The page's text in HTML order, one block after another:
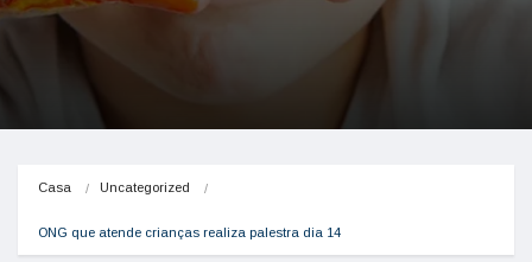
Casa Uncategorized
ONG que atende crianças realiza palestra dia 14